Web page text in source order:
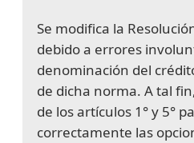
Se modifica la
debido a errores
denominación del
de dicha norma. A tal
de los artículos 1° y 5°
correctamente las